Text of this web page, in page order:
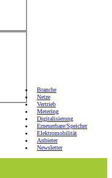
Branche
Netze
Vertrieb
Metering
Digitalisierung
Erneuerbare/Speicher
Elektromobilität
Anbieter
Newsletter